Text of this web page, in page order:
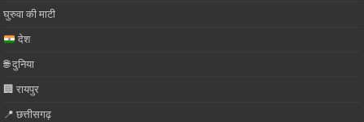
घुरुवा की माटी
देश
🌐 दुनिया
🏢 रायपुर
📍 छत्तीसगढ़